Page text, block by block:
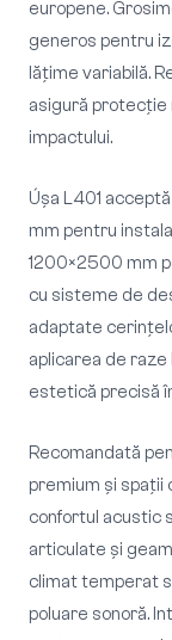
europene.
generos pentru
lățime variabilă.
asigură protecție
impactului.
Úșa L401
mm pentru
1200×2500 mm
cu sisteme de
adaptate
aplicarea de
estetică precisă
Recomandată
premium și spații
confortul acustic
articulate și
climat temperat
poluare sonoră.